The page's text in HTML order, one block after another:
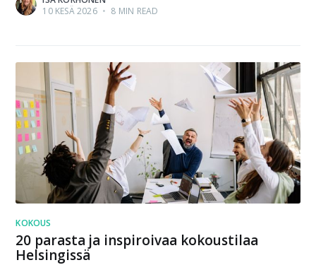
10 KESÄ 2026 • 8 MIN READ
KOKOUS
20 parasta ja inspiroivaa kokoustilaa
Helsingissä